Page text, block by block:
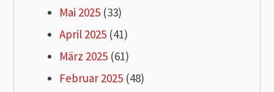
Mai 2025 (33)
April 2025 (41)
März 2025 (61)
Februar 2025 (48)